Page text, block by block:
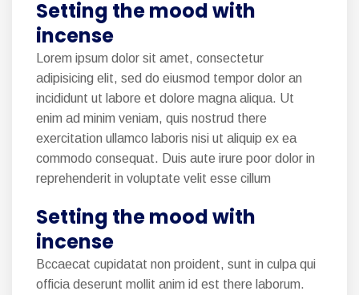
Setting the mood with
incense
Lorem ipsum dolor sit amet, consectetur
adipisicing elit, sed do eiusmod tempor dolor an
incididunt ut labore et dolore magna aliqua. Ut
enim ad minim veniam, quis nostrud there
exercitation ullamco laboris nisi ut aliquip ex ea
commodo consequat. Duis aute irure poor dolor in
reprehenderit in voluptate velit esse cillum
Setting the mood with
incense
Bccaecat cupidatat non proident, sunt in culpa qui
officia deserunt mollit anim id est there laborum.